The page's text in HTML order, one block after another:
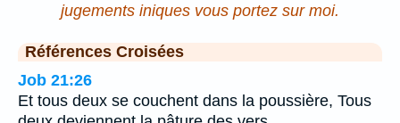
jugements iniques vous portez sur moi.
Références Croisées
Job 21:26
Et tous deux se couchent dans la poussière, Tous